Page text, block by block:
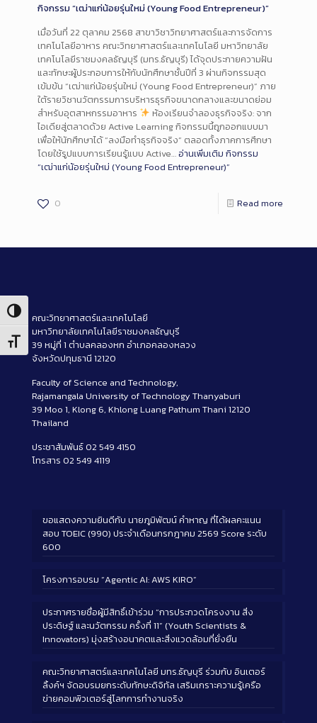
Toggle High Contrast
Toggle Font size
กิจกรรม “เฒ่าแก่น้อยรุ่นใหม่ (Young Food Entrepreneur)”
เมื่อวันที่ 22 ตุลาคม 2568 สาขาวิชาวิทยาศาสตร์และการจัดการ
เทคโนโลยีอาหาร คณะวิทยาศาสตร์และเทคโนโลยี มหาวิทยาลัย
เทคโนโลยีราชมงคลธัญบุรี (มทร.ธัญบุรี) ได้จุดประกายความฝัน
และทักษะผู้ประกอบการให้กับนักศึกษาชั้นปีที่ 3 ผ่านกิจกรรมสุด
เข้มข้น “เฒ่าแก่น้อยรุ่นใหม่ (Young Food Entrepreneur)” ภาย
ใต้รายวิชานวัตกรรมการบริหารธุรกิจขนาดกลางและขนาดย่อม
สำหรับอุตสาหกรรมอาหาร
ห้องเรียนจำลองธุรกิจจริง: จาก
ไอเดียสู่ตลาดด้วย Active Learning กิจกรรมนี้ถูกออกแบบมา
เพื่อให้นักศึกษาได้ “ลงมือทำธุรกิจจริง” ตลอดทั้งภาคการศึกษา
โดยใช้รูปแบบการเรียนรู้แบบ Active…อ่านเพิ่มเติม กิจกรรม
“เฒ่าแก่น้อยรุ่นใหม่ (Young Food Entrepreneur)”
0 Read more
คณะวิทยาศาสตร์และเทคโนโลยี
มหาวิทยาลัยเทคโนโลยีราชมงคลธัญบุรี
39 หมู่ที่ 1 ตำบลคลองหก อำเภอคลองหลวง
จังหวัดปทุมธานี 12120
Faculty of Science and Technology,
Rajamangala University of Technology Thanyaburi
39 Moo 1, Klong 6, Khlong Luang Pathum Thani 12120
Thailand
ประชาสัมพันธ์ 02 549 4150
โทรสาร 02 549 4119
ขอแสดงความยินดีกับ นายภูมิพัฒน์ คำหาญ ที่ได้ผลคะแนน
สอบ TOEIC (990) ประจำเดือนกรกฎาคม 2569 Score ระดับ
600
โครงการอบรม “Agentic AI: AWS KIRO”
ประกาศรายชื่อผู้มีสิทธิ์เข้าร่วม “การประกวดโครงงาน สิ่ง
ประดิษฐ์ และนวัตกรรม ครั้งที่ 11” (Youth Scientists &
Innovators) มุ่งสร้างอนาคตและสิ่งแวดล้อมที่ยั่งยืน
คณะวิทยาศาสตร์และเทคโนโลยี มทร.ธัญบุรี ร่วมกับ อินเตอร์
ลิ้งค์ฯ จัดอบรมยกระดับทักษะดิจิทัล เสริมเกราะความรู้เครือ
ข่ายคอมพิวเตอร์สู่โลกการทำงานจริง